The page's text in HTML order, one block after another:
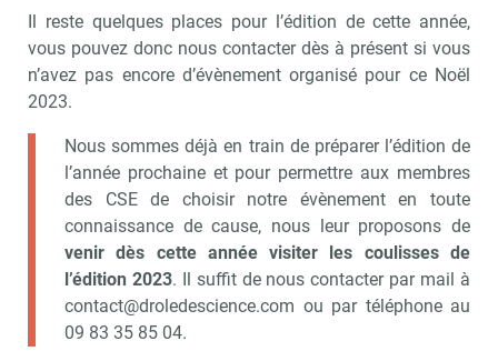
Il reste quelques places pour l’édition de cette année,
vous pouvez donc nous contacter dès à présent si vous
n’avez pas encore d’évènement organisé pour ce Noël
2023.
Nous sommes déjà en train de préparer l’édition de
l’année prochaine et pour permettre aux membres
des CSE de choisir notre évènement en toute
connaissance de cause, nous leur proposons de
venir dès cette année visiter les coulisses de
l’édition 2023. Il suffit de nous contacter par mail à
contact@droledescience.com ou par téléphone au
09 83 35 85 04.